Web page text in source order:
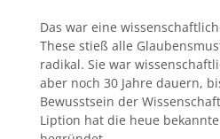
Das war eine
These stieß alle
radikal. Sie war
aber noch 30 Jahre dauern,
Bewusstsein der
Liption hat die heue bekannte